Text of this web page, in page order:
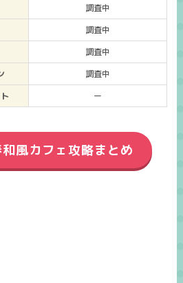
調査中
調査中
調査中
調査中
ー
風カフェ攻略まとめ